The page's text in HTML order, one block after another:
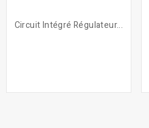
Circuit Intégré Régulateur...